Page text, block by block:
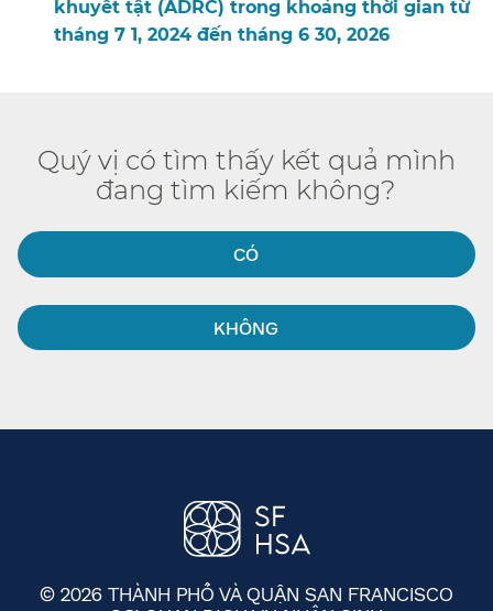
khuyết tật (ADRC) trong khoảng thời gian từ
tháng 7 1, 2024 đến tháng 6 30, 2026​​
Quý vị có tìm thấy kết quả mình
đang tìm kiếm không?​​
CÓ​​
KHÔNG​​
© 2026 THÀNH PHỐ VÀ QUẬN SAN FRANCISCO